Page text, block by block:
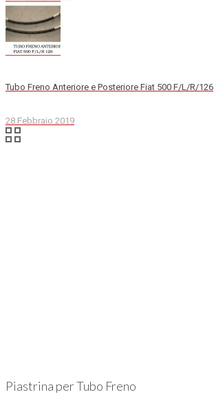
Tubo Freno Anteriore e Posteriore Fiat 500 F/L/R/126
28 Febbraio 2019
Piastrina per Tubo Freno